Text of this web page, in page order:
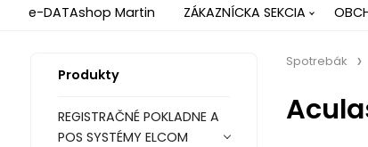
e-DATAshop Martin ZÁKAZNÍCKA SEKCIA
Produkty
REGISTRAČNÉ POKLADNE A
POS SYSTÉMY ELCOM
Spotrebák